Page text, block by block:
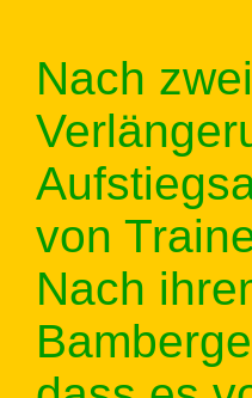
Nach
von
Nach